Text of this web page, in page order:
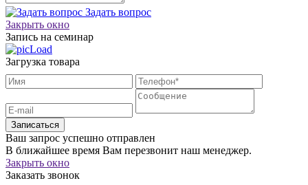
Задать вопрос
Закрыть окно
Запись на семинар
Загрузка товара
Записаться
Ваш запрос успешно отправлен
В ближайшее время Вам перезвонит наш менеджер.
Закрыть окно
Заказать звонок